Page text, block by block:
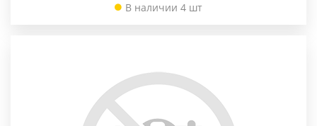
В наличии 4 шт